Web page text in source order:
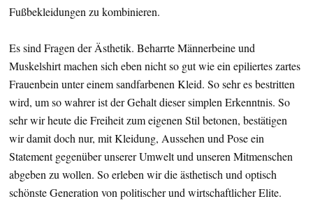
Fußbekleidungen zu kombinieren.
Es sind Fragen der Ästhetik. Beharrte Männerbeine und
Muskelshirt machen sich eben nicht so gut wie ein epiliertes zartes
Frauenbein unter einem sandfarbenen Kleid. So sehr es bestritten
wird, um so wahrer ist der Gehalt dieser simplen Erkenntnis. So
sehr wir heute die Freiheit zum eigenen Stil betonen, bestätigen
wir damit doch nur, mit Kleidung, Aussehen und Pose ein
Statement gegenüber unserer Umwelt und unseren Mitmenschen
abgeben zu wollen. So erleben wir die ästhetisch und optisch
schönste Generation von politischer und wirtschaftlicher Elite.